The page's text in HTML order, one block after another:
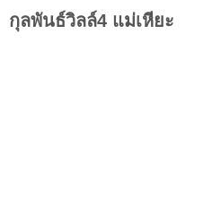
กุลพันธ์วิลล์4 แม่เหียะ